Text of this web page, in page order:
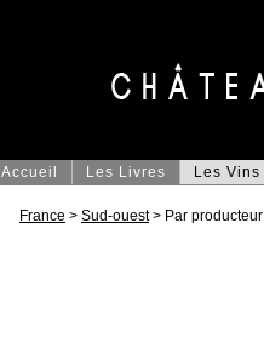
Accueil Les Livres Les Vins
France > Sud-ouest> Par producteur